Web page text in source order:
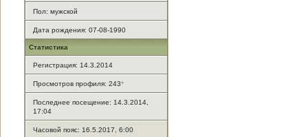
Пол: мужской
Дата рождения: 07-08-1990
Статистика
Регистрация: 14.3.2014
Просмотров профиля: 243*
Последнее посещение: 14.3.2014,
17:04
Часовой пояс: 16.5.2017, 6:00